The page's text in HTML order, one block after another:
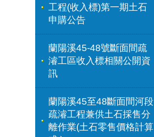
工程(收入標)第一期土石
申購公告
蘭陽溪45-48號斷面間疏
濬工區收入標相關公開資
訊
蘭陽溪45至48斷面間河段
疏濬工程兼供土石採售分
離作業(土石零售價格計算